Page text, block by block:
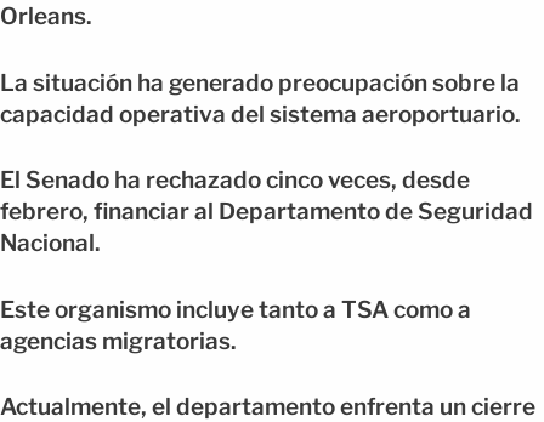
Orleans.
La situación ha generado preocupación sobre la
capacidad operativa del sistema aeroportuario.
El Senado ha rechazado cinco veces, desde
febrero, financiar al Departamento de Seguridad
Nacional.
Este organismo incluye tanto a TSA como a
agencias migratorias.
Actualmente, el departamento enfrenta un cierre